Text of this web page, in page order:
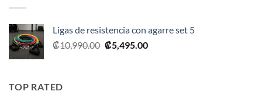
Ligas de resistencia con agarre set 5
₡10,990.00 El
₡5,495.00El
TOP RATED